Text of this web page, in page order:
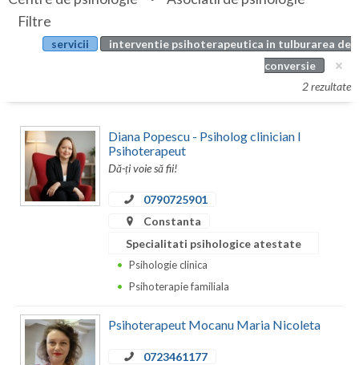
Botosani
Bucuresti
Buzau
Calarasi
Covasna
Dambovita
Articole
Evenimente
Filtre
servicii
interventie psihoterapeutica in tulburarea de
conversie
2 rezultate
Diana Popescu - Psiholog clinician I
Psihoterapeut
Dă-ți voie să fii!
0790725901
Constanta
Specialitati psihologice atestate
Psihologie clinica
Psihoterapie familiala
Psihoterapeut Mocanu Maria Nicoleta
0723461177